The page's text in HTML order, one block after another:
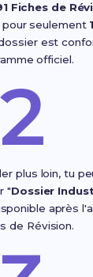
Fiches de
pour seulement
est
officiel.
2
plus loin, tu
"Dossier
après
de Révision.